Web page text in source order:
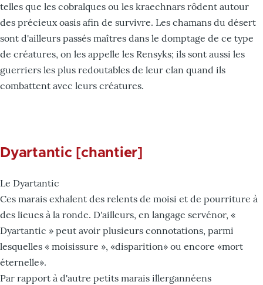
telles que les cobralques ou les kraechnars rôdent autour
des précieux oasis afin de survivre. Les chamans du désert
sont d'ailleurs passés maîtres dans le domptage de ce type
de créatures, on les appelle les Rensyks; ils sont aussi les
guerriers les plus redoutables de leur clan quand ils
combattent avec leurs créatures.
Dyartantic [chantier]
Le Dyartantic
Ces marais exhalent des relents de moisi et de pourriture à
des lieues à la ronde. D'ailleurs, en langage servénor, «
Dyartantic » peut avoir plusieurs connotations, parmi
lesquelles « moisissure », «disparition» ou encore «mort
éternelle».
Par rapport à d'autre petits marais illergannéens